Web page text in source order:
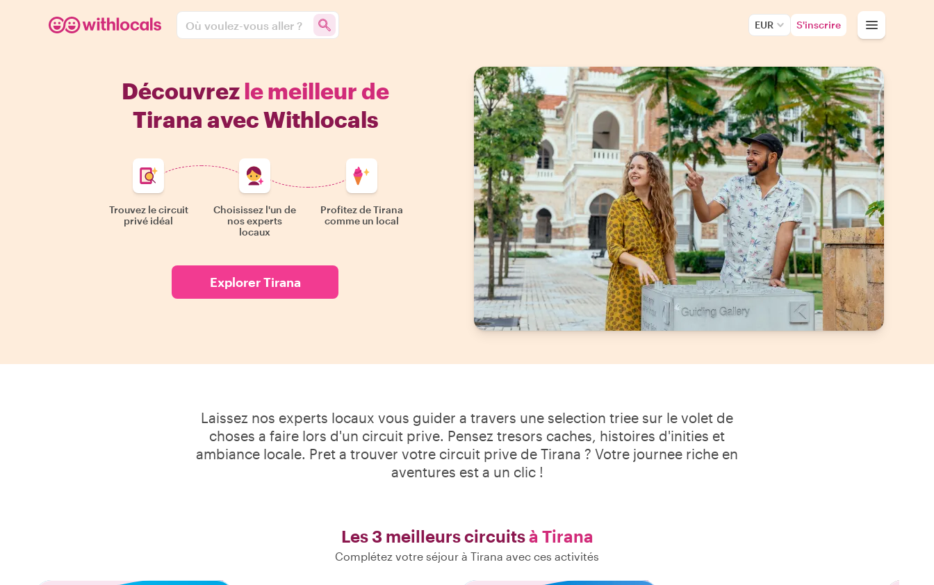
Où voulez-vous aller ? EUR S'inscrire
Découvrezle meilleur de
Tirana avec Withlocals
Trouvez le circuit
privé idéal
Choisissez l'un de
nos experts
locaux
Profitez de Tirana
comme un local
Explorer Tirana
Laissez nos experts locaux vous guider a travers une selection triee sur le volet de
choses a faire lors d'un circuit prive. Pensez tresors caches, histoires d'inities et
ambiance locale. Pret a trouver votre circuit prive de Tirana ? Votre journee riche en
aventures est a un clic !
Les 3 meilleurs circuitsà Tirana
Complétez votre séjour à Tirana avec ces activités